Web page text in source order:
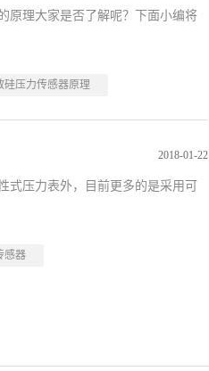
原理大家是否了解呢？下面小编将
硅压力传感器原理
2018-01-22
式压力表外，目前更多的是采用可
感器